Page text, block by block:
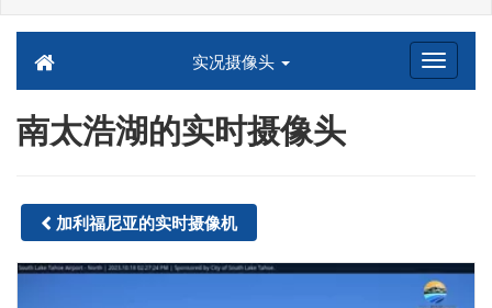
实况摄像头
南太浩湖的实时摄像头
加利福尼亚的实时摄像机